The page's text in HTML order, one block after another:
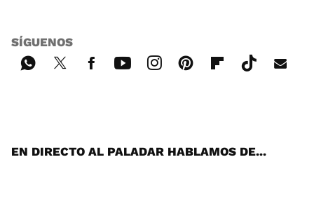
SÍGUENOS
EN DIRECTO AL PALADAR HABLAMOS DE...